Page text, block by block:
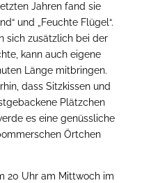
Jahren fand sie
und „Feuchte Flügel“.
sich zusätzlich bei der
kann auch eigene
Länge mitbringen.
dass Sitzkissen und
Plätzchen
es eine genüssliche
Örtchen
20 Uhr am Mittwoch im